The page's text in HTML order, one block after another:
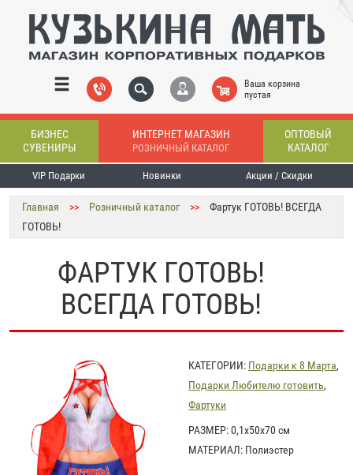
Ваша корзина
пустая
БИЗНЕС
СУВЕНИРЫ
ИНТЕРНЕТ МАГАЗИН
РОЗНИЧНЫЙ КАТАЛОГ
ОПТОВЫЙ
КАТАЛОГ
VIP Подарки Новинки Акции / Скидки
Главная >> Розничный каталог >>
Фартук ГОТОВЬ! ВСЕГДА
ГОТОВЬ!
ФАРТУК ГОТОВЬ!
ВСЕГДА ГОТОВЬ!
КАТЕГОРИИ: Подарки к 8 Марта,
Подарки Любителю готовить,
Фартуки
РАЗМЕР: 0,1х50х70 см
МАТЕРИАЛ: Полиэстер